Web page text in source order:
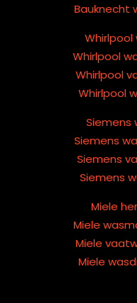
Bauknecht
Whirlpool
Whirlpool
Whirlpool
Siemens
Siemens
Siemens
Siemens
Miele
Miele
Miele
Miele